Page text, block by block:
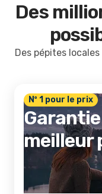
Des
Des pépites
Nº 1 pour le prix
meilleur